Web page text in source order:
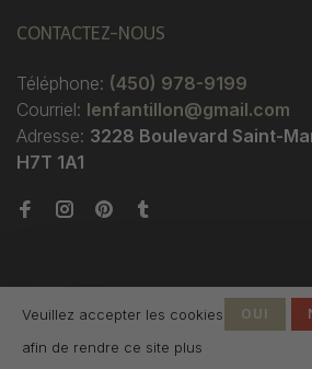
CONTACTEZ-NOUS
Téléphone: (450) 978-9199
Courriel: lenfantillon@gmail.com
Adresse: 3228 Boulevard Saint-
H7T 1A1
© Copyright 2026 Boutique
Veuillez accepter les cookies
afin de rendre ce site plus
OUI